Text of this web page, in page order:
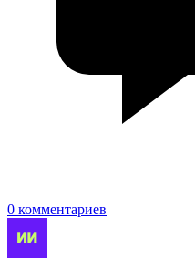
0 комментариев